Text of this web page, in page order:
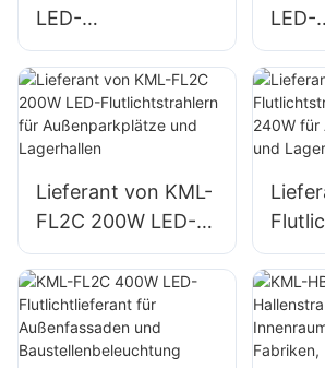
LED-
Flutlichtlieferant für
Außenwerbetafeln
und große
Werbeschilder
LED-
g
Lieferant von KML-
FL2C 200W LED-
Flutlichtstrahlern
für
Außenparkplätze
und Lagerhallen
KML-
für
und